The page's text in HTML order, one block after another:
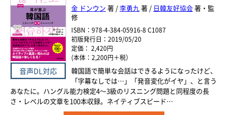
ISBN 978-4-384- -*
※5桁の数字を入力してください
付加情報 電子版
Google 立ち読み
音声DL
音声DL対応
金 ドンウン 著 /李勇九著 / 日韓友好協会著・監
修
ISBN：978-4-384-05916-8 C1087
初版発行日：2019/05/20
定価： 2,420円
(本体：2,200円＋税）
韓国語で簡単な会話はできるようになったけど、
「字幕なしでは…」「発音変化がイヤ」、と言う
あなたに。ハングル能力検定4～3級のリスニング問題と同程度の長
さ・レベルの文章を100本収録。ネイティブスピード…